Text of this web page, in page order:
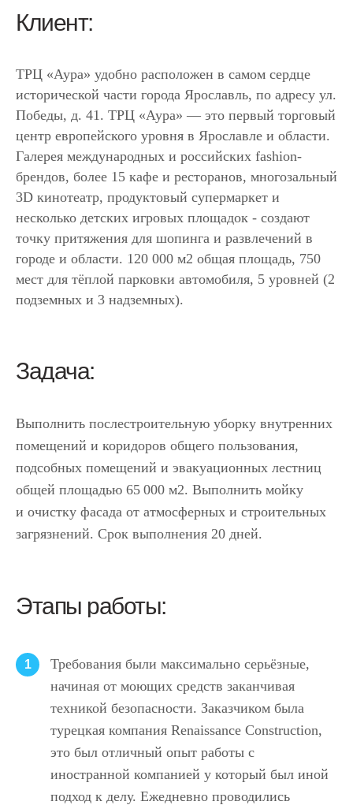
Клиент:
ТРЦ «Аура» удобно расположен в самом сердце
исторической части города Ярославль, по адресу ул.
Победы, д. 41. ТРЦ «Аура» — это первый торговый
центр европейского уровня в Ярославле и области.
Галерея международных и российских fashion-
брендов, более 15 кафе и ресторанов, многозальный
3D кинотеатр, продуктовый супермаркет и
несколько детских игровых площадок - создают
точку притяжения для шопинга и развлечений в
городе и области. 120 000 м2 общая площадь, 750
мест для тёплой парковки автомобиля, 5 уровней (2
подземных и 3 надземных).
Задача:
Выполнить послестроительную уборку внутренних
помещений и коридоров общего пользования,
подсобных помещений и эвакуационных лестниц
общей площадью 65 000 м2. Выполнить мойку
и очистку фасада от атмосферных и строительных
загрязнений. Срок выполнения 20 дней.
Этапы работы:
1
Требования были максимально серьёзные,
начиная от моющих средств заканчивая
техникой безопасности. Заказчиком была
турецкая компания Renaissance Construction,
это был отличный опыт работы с
иностранной компанией у который был иной
подход к делу. Ежедневно проводились